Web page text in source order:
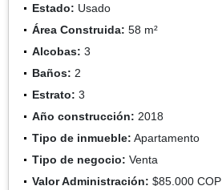
Estado: Usado
Área Construida: 58 m²
Alcobas: 3
Baños: 2
Estrato: 3
Año construcción: 2018
Tipo de inmueble: Apartamento
Tipo de negocio: Venta
Valor Administración: $85.000 COP